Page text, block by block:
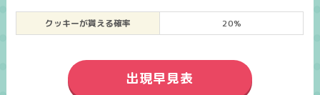
クッキーが貰える確率 20%
出現早見表